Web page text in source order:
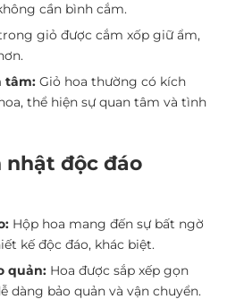
cần bình cắm.
giỏ được cắm xốp giữ ẩm,
tâm: Giỏ hoa thường có kích
thể hiện sự quan tâm và tình
nhật độc đáo
Hộp hoa mang đến sự bất ngờ
kế độc đáo, khác biệt.
quản: Hoa được sắp xếp gọn
dàng bảo quản và vận chuyển.